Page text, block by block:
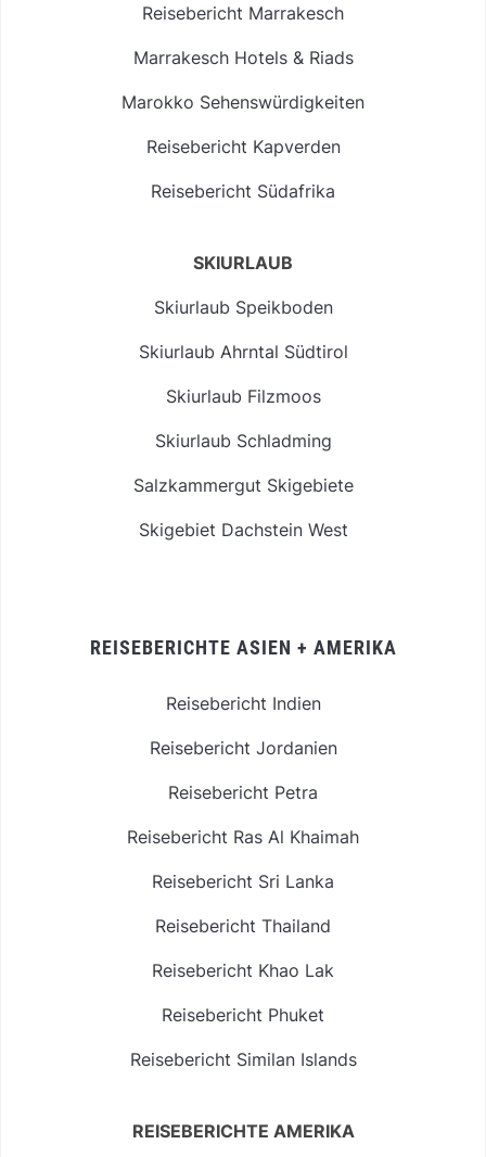
Reisebericht Marrakesch
Marrakesch Hotels & Riads
Marokko Sehenswürdigkeiten
Reisebericht Kapverden
Reisebericht Südafrika
SKIURLAUB
Skiurlaub Speikboden
Skiurlaub Ahrntal Südtirol
Skiurlaub Filzmoos
Skiurlaub Schladming
Salzkammergut Skigebiete
Skigebiet Dachstein West
REISEBERICHTE ASIEN + AMERIKA
Reisebericht Indien
Reisebericht Jordanien
Reisebericht Petra
Reisebericht Ras Al Khaimah
Reisebericht Sri Lanka
Reisebericht Thailand
Reisebericht Khao Lak
Reisebericht Phuket
Reisebericht Similan Islands
REISEBERICHTE AMERIKA